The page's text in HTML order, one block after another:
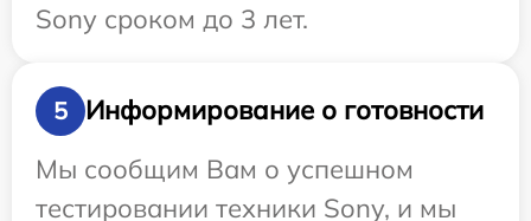
Sony сроком до 3 лет.
5
Информирование о готовности
Мы сообщим Вам о успешном
тестировании техники Sony, и мы